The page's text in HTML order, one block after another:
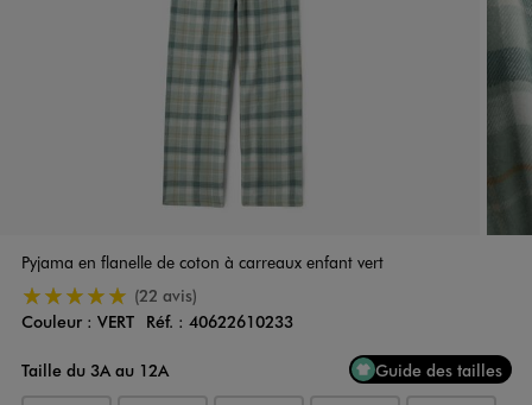
Pyjama en flanelle de coton à carreaux enfant vert
5/5 de moyenne(22 avis)
Couleur
Couleur : VERT Réf. : 40622610233
Taille du 3A au 12A
Guide des tailles